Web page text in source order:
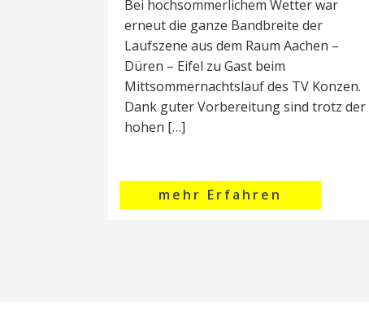
Bei hochsommerlichem Wetter war
erneut die ganze Bandbreite der
Laufszene aus dem Raum Aachen –
Düren – Eifel zu Gast beim
Mittsommernachtslauf des TV Konzen.
Dank guter Vorbereitung sind trotz der
hohen […]
mehr Erfahren